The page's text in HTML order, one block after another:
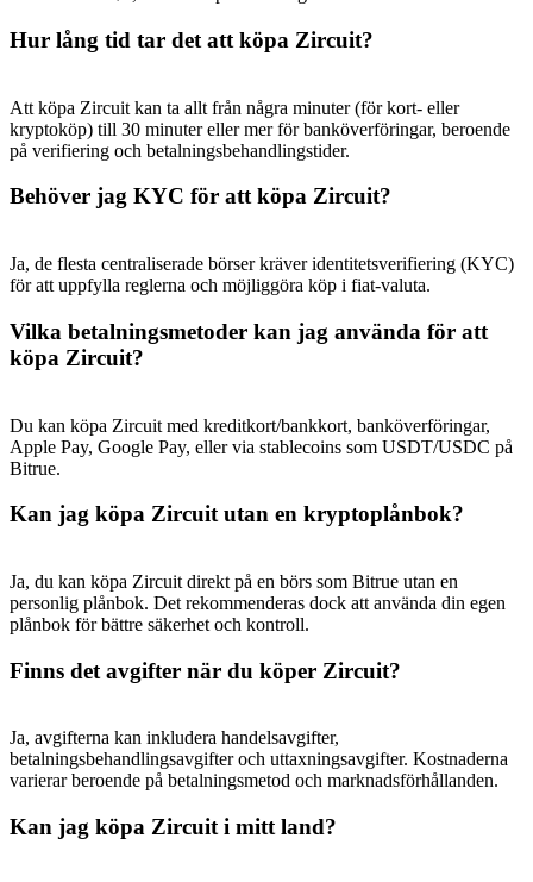
Hur lång tid tar det att köpa Zircuit?
Att köpa Zircuit kan ta allt från några minuter (för kort- eller
kryptoköp) till 30 minuter eller mer för banköverföringar, beroende
på verifiering och betalningsbehandlingstider.
Behöver jag KYC för att köpa Zircuit?
Ja, de flesta centraliserade börser kräver identitetsverifiering (KYC)
för att uppfylla reglerna och möjliggöra köp i fiat-valuta.
Vilka betalningsmetoder kan jag använda för att
köpa Zircuit?
Du kan köpa Zircuit med kreditkort/bankkort, banköverföringar,
Apple Pay, Google Pay, eller via stablecoins som USDT/USDC på
Bitrue.
Kan jag köpa Zircuit utan en kryptoplånbok?
Ja, du kan köpa Zircuit direkt på en börs som Bitrue utan en
personlig plånbok. Det rekommenderas dock att använda din egen
plånbok för bättre säkerhet och kontroll.
Finns det avgifter när du köper Zircuit?
Ja, avgifterna kan inkludera handelsavgifter,
betalningsbehandlingsavgifter och uttaxningsavgifter. Kostnaderna
varierar beroende på betalningsmetod och marknadsförhållanden.
Kan jag köpa Zircuit i mitt land?